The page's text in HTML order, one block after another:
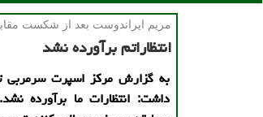
مریم ایراندوست بعد از شكست
انتظاراتم برآورده نشد
به گزارش مرکز اسپرت سرمربی
داشت: انتظارات ما برآورده